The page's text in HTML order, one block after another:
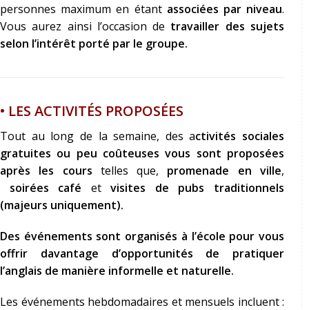
personnes maximum en étant associées par niveau.
Vous aurez ainsi l’occasion de travailler des sujets
selon l’intérêt porté par le groupe.
• LES ACTIVITÉS PROPOSÉES
Tout au long de la semaine, des activités sociales
gratuites ou peu coûteuses vous sont proposées
après les cours telles que, promenade en ville,
soirées café etvisites de pubs traditionnels
(majeurs uniquement).
Des événements sont organisés à l’école pour vous
offrir davantage d’opportunités de pratiquer
l’anglais de manière informelle et naturelle.
Les événements hebdomadaires et mensuels incluent :